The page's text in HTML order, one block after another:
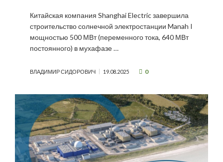
Китайская компания Shanghai Electric завершила
строительство солнечной электростанции Manah I
мощностью 500 МВт (переменного тока, 640 МВт
постоянного) в мухафазе …
ВЛАДИМИР СИДОРОВИЧ 19.08.2025 0